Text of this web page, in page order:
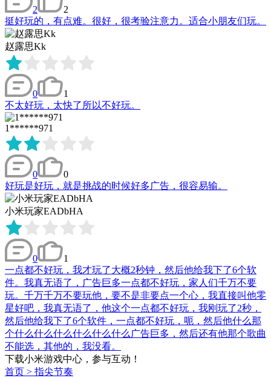
2
2
挺好玩的，有点难。很好，很考验注意力。适合小朋友们玩。
赵露思Kk
0
1
不太好玩，太快了所以不好玩。
1******971
0
0
好玩是好玩，就是挑战的时候好多广告，很容易输。
小米玩家EADbHA
0
1
一点都不好玩，我才玩了大概2秒钟，然后他给我下了6个软
件。我真无语了，广告巨多一点都不好玩，家人们千万不要
玩。千万千万不要玩他，要不是非要点一个心，我直接叫他零
星好吧，我真无语了，他这个一点都不好玩，我刚玩了2秒，
然后他给我下了6个软件，一点都不好玩，呃，然后他什么那
个什么什么什么什么什么什么广告巨多，然后还有他那个歌曲
不能选，其他的，我没看。
下载小米游戏中心，参与互动！
首页 > 指尖节奏